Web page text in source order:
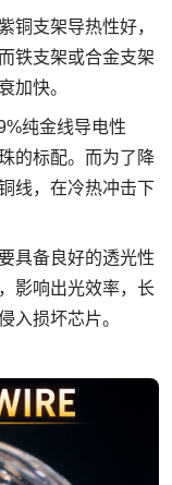
铜支架导热性好，
铁支架或合金支架
加快。
纯金线导电性
的标配。而为了降
线，在冷热冲击下
具备良好的透光性
影响出光效率，长
入损坏芯片。